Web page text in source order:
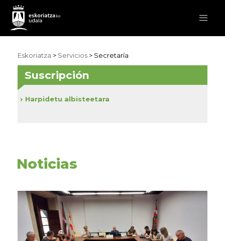
Eskoriatza > Servicios > Secretaría
Noticias
Suscripción
Harpidetu albisteetara